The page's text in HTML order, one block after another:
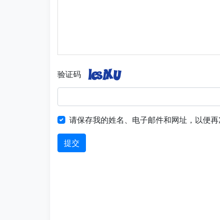
验证码
请保存我的姓名、电子邮件和网址，以便
提交